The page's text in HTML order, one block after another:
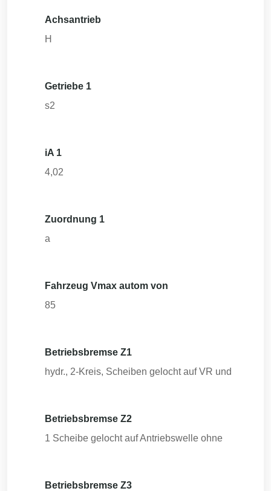
Achsantrieb
H
Getriebe 1
s2
iA 1
4,02
Zuordnung 1
a
Fahrzeug Vmax autom von
85
Betriebsbremse Z1
hydr., 2-Kreis, Scheiben gelocht auf VR und
Betriebsbremse Z2
1 Scheibe gelocht auf Antriebswelle ohne
Betriebsbremse Z3